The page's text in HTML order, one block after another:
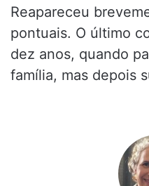
Reapareceu
pontuais. O último
dez anos, quando
família, mas depois